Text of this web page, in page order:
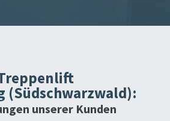
(Südschwarzwald):
unserer Kunden